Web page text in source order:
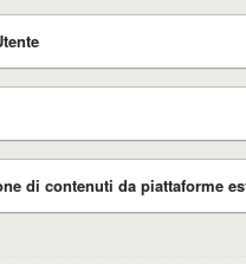
di contenuti da piattaforme